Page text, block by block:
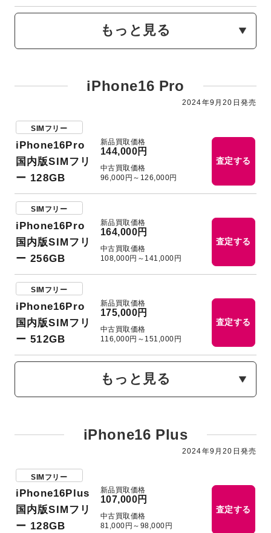
もっと見る
iPhone16 Pro
2024年9月20日発売
SIMフリー
iPhone16Pro
国内版SIMフリ
ー 128GB
新品買取価格
144,000円
中古買取価格
96,000円～126,000円
査定する
SIMフリー
iPhone16Pro
国内版SIMフリ
ー 256GB
新品買取価格
164,000円
中古買取価格
108,000円～141,000円
査定する
SIMフリー
iPhone16Pro
国内版SIMフリ
ー 512GB
新品買取価格
175,000円
中古買取価格
116,000円～151,000円
査定する
もっと見る
iPhone16 Plus
2024年9月20日発売
SIMフリー
iPhone16Plus
国内版SIMフリ
ー 128GB
新品買取価格
107,000円
中古買取価格
81,000円～98,000円
査定する